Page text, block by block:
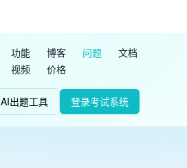
功能 博客 问题
文档
视频 价格
AI出题工具 登录考试系统